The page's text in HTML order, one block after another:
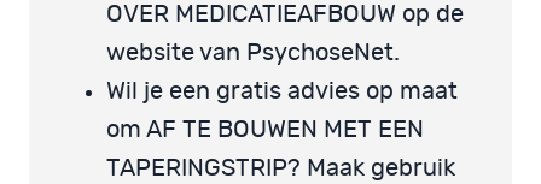
OVER MEDICATIEAFBOUW op de
website van PsychoseNet.
Wil je een gratis advies op maat
om AF TE BOUWEN MET EEN
TAPERINGSTRIP? Maak gebruik